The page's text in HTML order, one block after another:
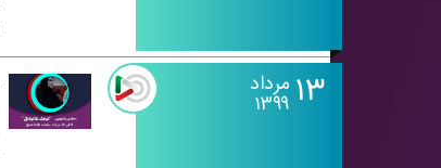
۱۳ مرداد
۱۳۹۹